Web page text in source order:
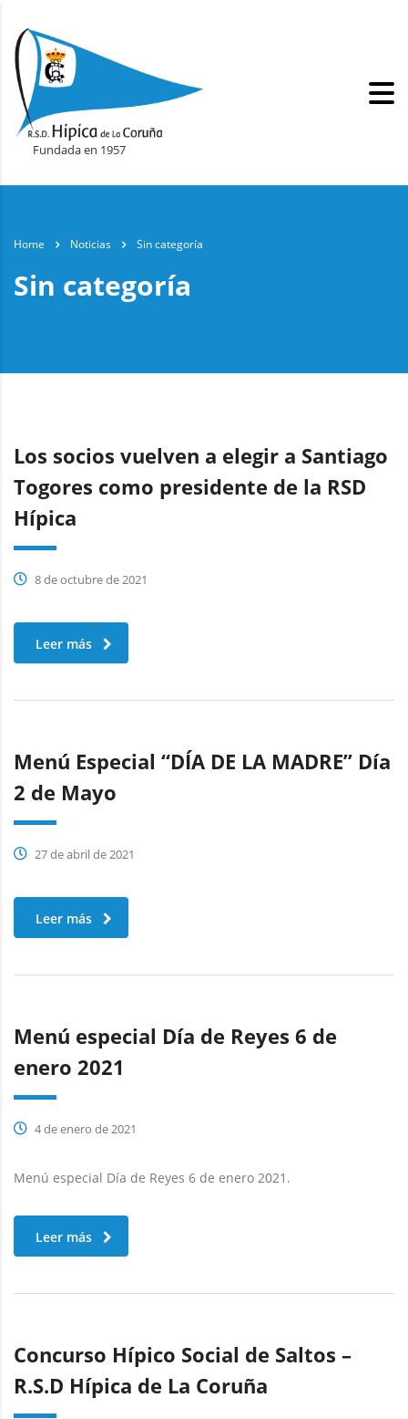
Fundada en 1957
Home Noticias Sin categoría
Sin categoría
Los socios vuelven a elegir a Santiago
Togores como presidente de la RSD
Hípica
8 de octubre de 2021
Leer más
Menú Especial “DÍA DE LA MADRE” Día
2 de Mayo
27 de abril de 2021
Leer más
Menú especial Día de Reyes 6 de
enero 2021
4 de enero de 2021
Menú especial Día de Reyes 6 de enero 2021.
Leer más
Concurso Hípico Social de Saltos –
R.S.D Hípica de La Coruña